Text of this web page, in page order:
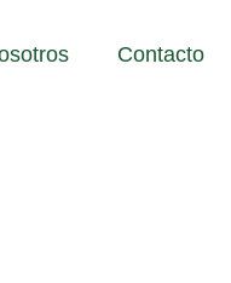
Contacto